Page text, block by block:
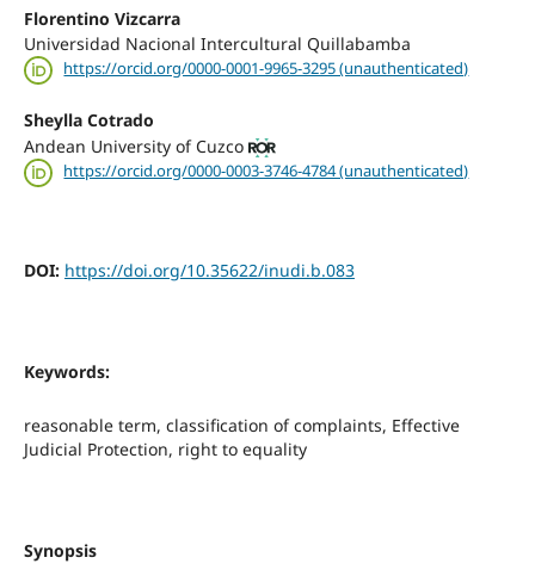
Florentino Vizcarra
Universidad Nacional Intercultural Quillabamba
https://orcid.org/0000-0001-9965-3295 (unauthenticated)
Sheylla Cotrado
Andean University of Cuzco
https://orcid.org/0000-0003-3746-4784 (unauthenticated)
DOI: https://doi.org/10.35622/inudi.b.083
Keywords:
reasonable term, classification of complaints, Effective
Judicial Protection, right to equality
Synopsis